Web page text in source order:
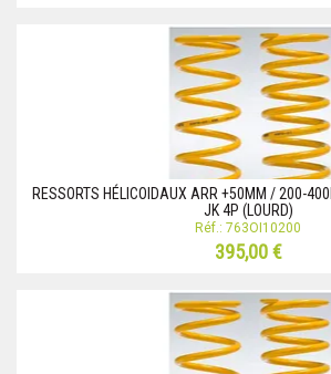
RESSORTS HÉLICOIDAUX ARR +50MM / 200-
JK 4P (LOURD)
Réf.: 763OI10200
395,00 €